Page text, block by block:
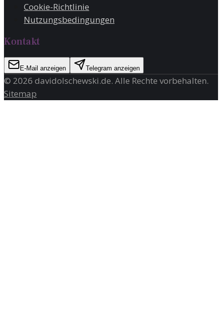
Cookie-Richtlinie
Nutzungsbedingungen
Kontakt
E-Mail anzeigen Telegram anzeigen
© 2026 davidolschewski.de. Alle Rechte vorbehalten.
Sitemap